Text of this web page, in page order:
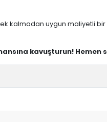
kalmadan uygun maliyetli bir
kavuşturun! Hemen